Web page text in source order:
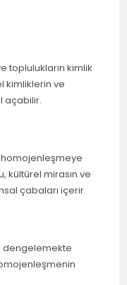
toplulukların kimlik
kimliklerin ve
açabilir.
homojenleşmeye
kültürel mirasın ve
çabaları içerir.
dengelemekte